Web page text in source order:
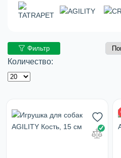
Фильтр
Количество: